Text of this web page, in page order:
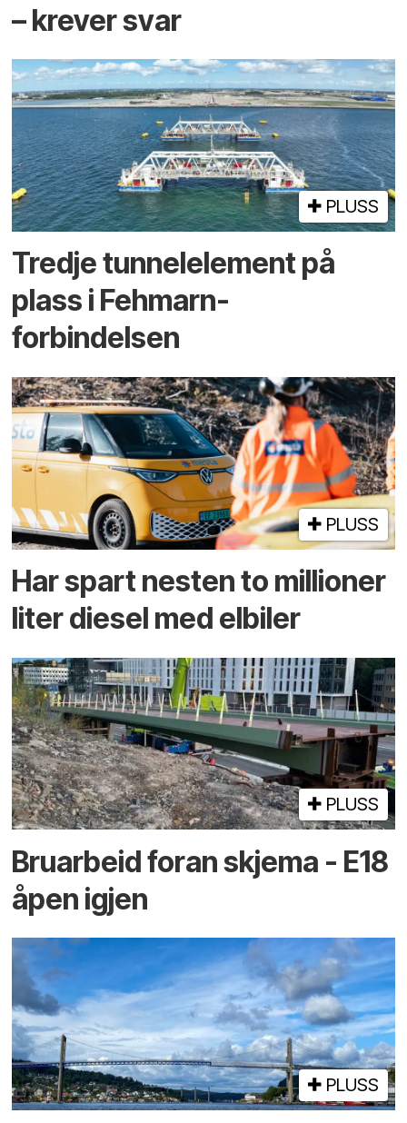
– krever svar
PLUSS
Tredje tunnel­element på
plass i Fehmarn-
forbindelsen
PLUSS
Har spart nesten to millioner
liter diesel med elbiler
PLUSS
Bruarbeid foran skjema - E18
åpen igjen
PLUSS